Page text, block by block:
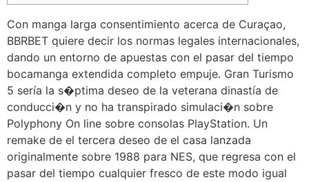
Con manga larga consentimiento acerca de Curaçao,
BBRBET quiere decir los normas legales internacionales,
dando un entorno de apuestas con el pasar del tiempo
bocamanga extendida completo empuje. Gran Turismo
5 serí­a la s�ptima deseo de la veterana dinastía de
conducci�n y no ha transpirado simulaci�n sobre
Polyphony On line sobre consolas PlayStation. Un
remake de el tercera deseo de el casa lanzada
originalmente sobre 1988 para NES, que regresa con el
pasar del tiempo cualquier fresco de este modo­ igual